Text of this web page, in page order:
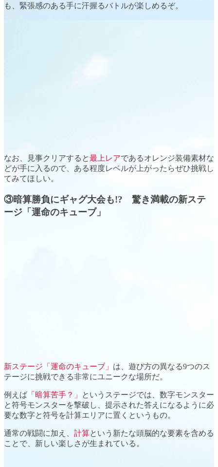
も、緊張感のある手に汗握るバトルが楽しめるぞ。
なお、見事クリアすると最上レアであるオレンジ装備素材な
どが手に入るので、ある程度レベルが上がったらぜひ挑戦し
てみてほしい。
③暗算勝負にギャグ大会も!? 驚き満載の新ステ
ージ「運命のキューブ」
新ステージ「運命のキューブ」 は、 遊び方の異なる9つのス
テージに挑戦できる非常にユニークな場所だ。
例えば 「暗算苦手？」
というステージでは、数字モンスター
と符号モンスターを撃破し、提示された答えになるように必
要な数字と符号を計算エリアに置くというもの。
通常の戦闘に加え、 計算という新たな頭脳的な要素を含める
ことで、 新しい楽しさ が生まれている。